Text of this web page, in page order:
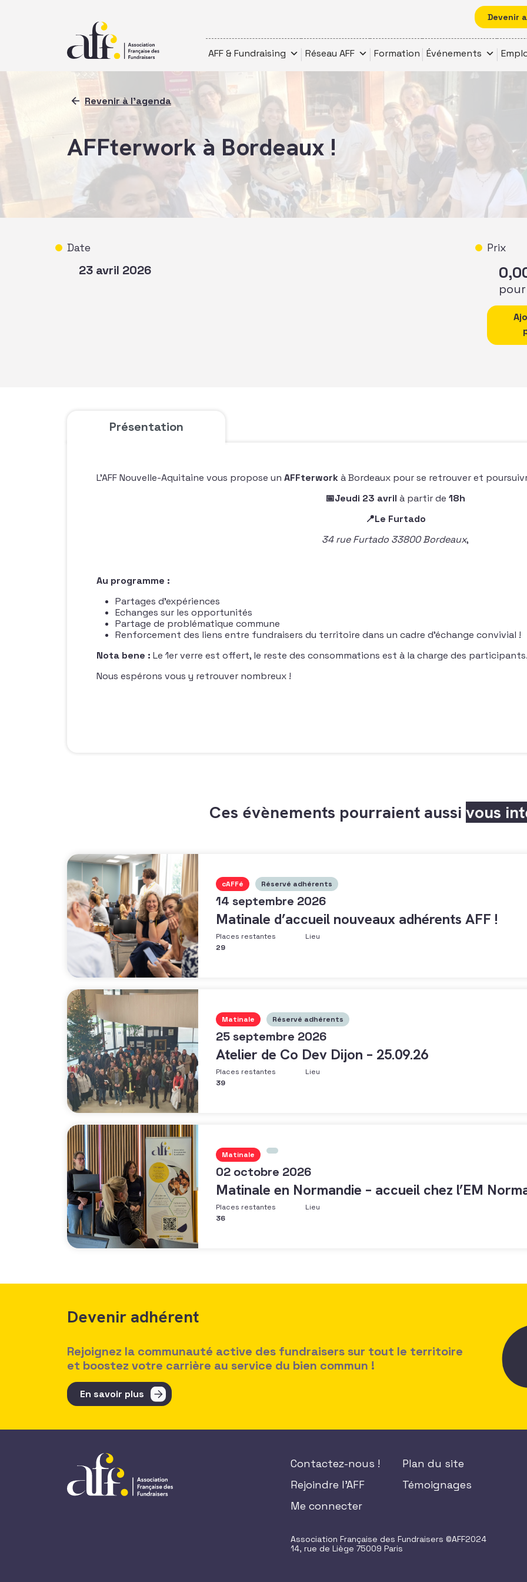
Devenir
AFF & Fundraising Réseau AFF Formation Événements
Revenir à l'agenda
AFFterwork à Bordeaux !
Date
23 avril 2026
Prix
quantité
Présentation
L’AFF Nouvelle-Aquitaine vous propose un AFFterworkà Bordeaux pour se retrouver et
📅Jeudi 23 avril à partir de 18h
📍Le Furtado
34 rue Furtado 33800 Bordeaux,
Au programme :
Partages d’expériences
Echanges sur les opportunités
Partage de problématique commune
Renforcement des liens entre fundraisers du territoire dans un cadre d’échange convivial !
Nota bene : Le 1er verre est offert, le reste des consommations est à la charge des
Nous espérons vous y retrouver nombreux !
Ces évènements pourraient aussi vous
cAFFé Réservé adhérents
14 septembre 2026
Matinale d’accueil nouveaux adhérents AFF !
Places restantes
29
Lieu
Matinale Réservé adhérents
25 septembre 2026
Atelier de Co Dev Dijon – 25.09.26
Places restantes
39
Lieu
Matinale
02 octobre 2026
Matinale en Normandie – accueil chez l’EM
Places restantes
36
Lieu
Devenir adhérent
Rejoignez la communauté active des fundraisers sur tout le territoire
et boostez votre carrière au service du bien commun !
En savoir plus
Contactez-nous !
Rejoindre l'AFF
Me connecter
Plan du site
Témoignages
Association Française des Fundraisers ©AFF2024
14, rue de Liège 75009 Paris